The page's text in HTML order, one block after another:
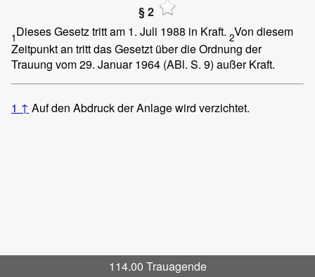
114.00 Trauagende
§ 2
1Dieses Gesetz tritt am 1. Juli 1988 in Kraft. 2Von diesem
Zeitpunkt an tritt das Gesetzt über die Ordnung der
Trauung vom 29. Januar 1964 (ABl. S. 9) außer Kraft.
1 ↑ Auf den Abdruck der Anlage wird verzichtet.